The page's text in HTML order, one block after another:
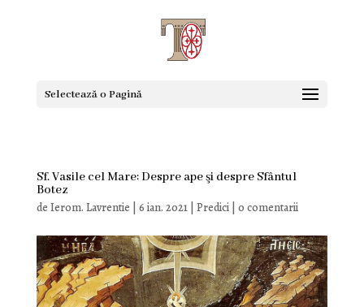
Selectează o Pagină
Sf. Vasile cel Mare: Despre ape şi despre Sfântul
Botez
de Ierom. Lavrentie 6 ian. 2021| Predici| 0 comentarii